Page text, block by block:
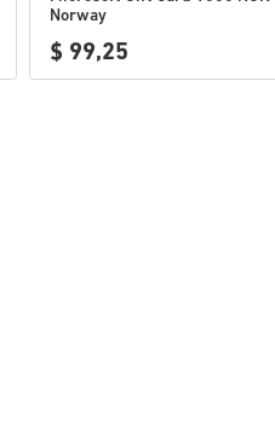
Norway
$ 99,25